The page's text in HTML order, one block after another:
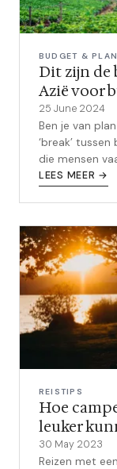
BUDGET &
Dit zijn de
Azië voor
25 June 2024
Ben je van
‘break’
die mensen
leven. Vele
LEES MEER →
REISTIPS
Hoe
leuker
30 May 2023
Reizen met